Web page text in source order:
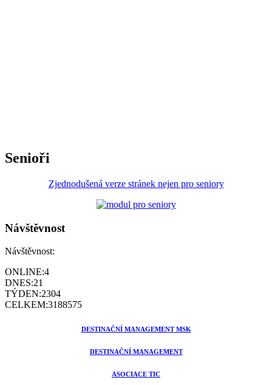
Senioři
Zjednodušená verze stránek nejen pro seniory
Návštěvnost
Návštěvnost:
ONLINE:4
DNES:21
TÝDEN:2304
CELKEM:3188575
DESTINAČNÍ MANAGEMENT MSK
DESTINAČNÍ MANAGEMENT
ASOCIACE TIC